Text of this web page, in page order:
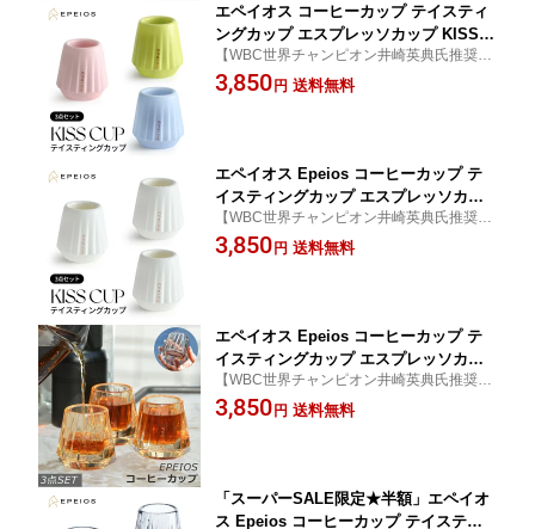
エペイオス コーヒーカップ テイスティ
ングカップ エスプレッソカップ KISSC
UP 3点セット 陶器 エスプレッソ カップ
デミタスカップ 45ml ロックグラス 火
【WBC世界チャンピオン井崎英典氏推奨】
エペイオス(Epeios) コーヒーカップ 陶器 3
個入り エスプレッソ カップ フローラル ホ
3,850円 送料無料
エペイオス Epeios コーヒーカップ テ
イスティングカップ エスプレッソカッ
プ KISSCUP 3点セット 陶器 エスプレ
ッソ カップデミタスカップ 45ml ロッ
【WBC世界チャンピオン井崎英典氏推奨】
エペイオス(Epeios) コーヒーカップ 陶器 3
個入り エスプレッソ カップ フローラル ホ
3,850円 送料無料
エペイオス Epeios コーヒーカップ テ
イスティングカップ エスプレッソカッ
プ KISSCUP 3点セット エスプレッソ
カップデミタスカップ 45ml ロックグラ
【WBC世界チャンピオン井崎英典氏推奨】
エペイオス Epeios コーヒーカップ ガラス
3個入り エスプレッソ カップ アンバー スモ
3,850円 送料無料
「スーパーSALE限定★半額」エペイオ
ス Epeios コーヒーカップ テイスティ